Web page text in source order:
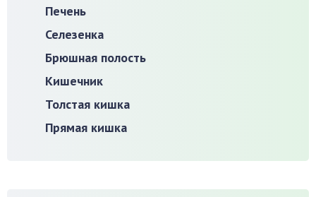
Печень
Селезенка
Брюшная полость
Кишечник
Толстая кишка
Прямая кишка